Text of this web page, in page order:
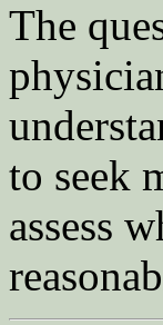
The
to seek
assess